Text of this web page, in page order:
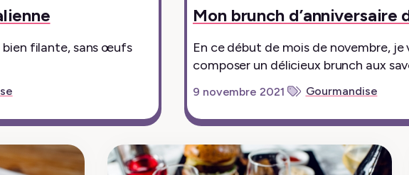
bien filante, sans œufs
Mon brunch d’anniversaire
En ce début de mois de novembre,
composer un délicieux brunch aux
9 novembre 2021 Gourmandise